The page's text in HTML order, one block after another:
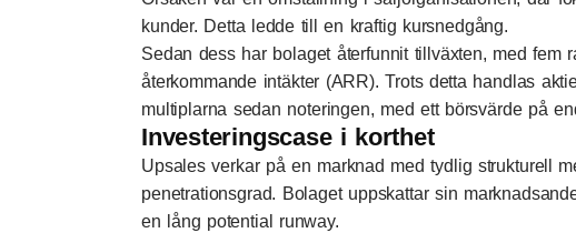
kunder. Detta ledde till en kraftig kursnedgång.
Sedan dess har bolaget återfunnit tillväxten, med fem
återkommande intäkter (ARR). Trots detta handlas
multiplarna sedan noteringen, med ett börsvärde på
Investeringscase i korthet
Upsales verkar på en marknad med tydlig strukturell
penetrationsgrad. Bolaget uppskattar sin
en lång potential runway.